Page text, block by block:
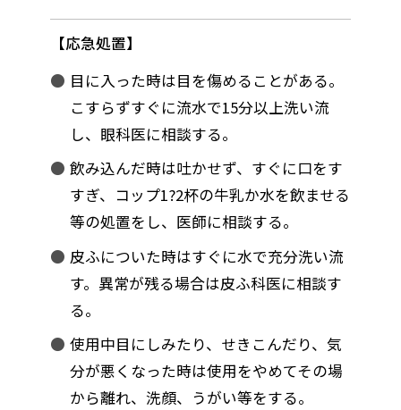
応急処置
目に入った時は目を傷めることがある。
こすらずすぐに流水で15分以上洗い流
し、眼科医に相談する。
飲み込んだ時は吐かせず、すぐに口をす
すぎ、コップ1?2杯の牛乳か水を飲ませる
等の処置をし、医師に相談する。
皮ふについた時はすぐに水で充分洗い流
す。異常が残る場合は皮ふ科医に相談す
る。
使用中目にしみたり、せきこんだり、気
分が悪くなった時は使用をやめてその場
から離れ、洗顔、うがい等をする。